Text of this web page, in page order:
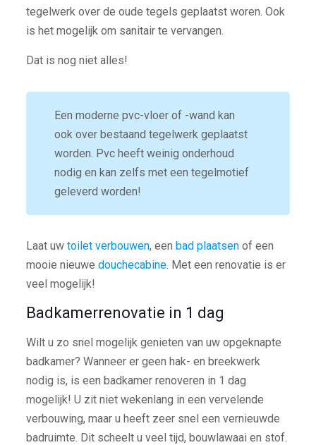
tegelwerk over de oude tegels geplaatst woren. Ook
is het mogelijk om sanitair te vervangen.
Dat is nog niet alles!
Een moderne pvc-vloer of -wand kan
ook over bestaand tegelwerk geplaatst
worden. Pvc heeft weinig onderhoud
nodig en kan zelfs met een tegelmotief
geleverd worden!
Laat uw toilet verbouwen, een bad plaatsenof een
mooie nieuwe douchecabine. Met een renovatie is er
veel mogelijk!
Badkamerrenovatie in 1 dag
Wilt u zo snel mogelijk genieten van uw opgeknapte
badkamer? Wanneer er geen hak- en breekwerk
nodig is, is een badkamer renoveren in 1 dag
mogelijk! U zit niet wekenlang in een vervelende
verbouwing, maar u heeft zeer snel een vernieuwde
badruimte. Dit scheelt u veel tijd, bouwlawaai en stof.